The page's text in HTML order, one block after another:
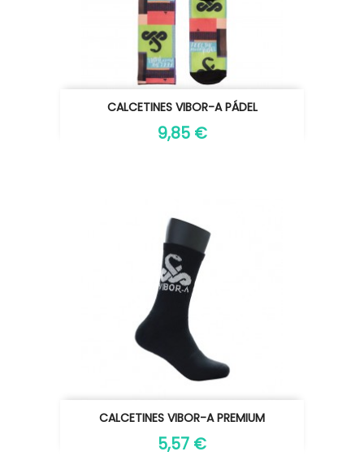
CALCETINES VIBOR-A PÁDEL
9,85 €
CALCETINES VIBOR-A PREMIUM
5,57 €